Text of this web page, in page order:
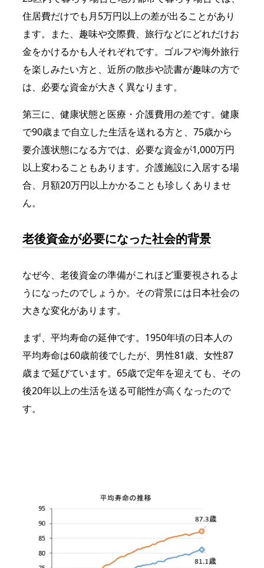
住居費だけでも月5万円以上の差が出ることがあり
ます。また、趣味や交際費、旅行などにどれだけお
金をかけるかも人それぞれです。ゴルフや海外旅行
を楽しみたい方と、近所の散歩や読書が趣味の方で
は、必要な資金が大きく異なります。
第三に、健康状態と医療・介護費用の差です。健康
で90歳まで自立した生活を送れる方と、75歳から
要介護状態になる方では、必要な資金が1,000万円
以上変わることもあります。介護施設に入居する場
合、月額20万円以上かかることも珍しくありませ
ん。
老後資金が必要になった社会的背景
なぜ今、老後資金の準備がこれほど重要視されるよ
うになったのでしょうか。その背景には日本社会の
大きな変化があります。
まず、平均寿命の延伸です。1950年頃の日本人の
平均寿命は60歳前後でしたが、男性81歳、女性87
歳まで延びています。65歳で定年を迎えても、その
後20年以上の生活を送る可能性が高くなったので
す。